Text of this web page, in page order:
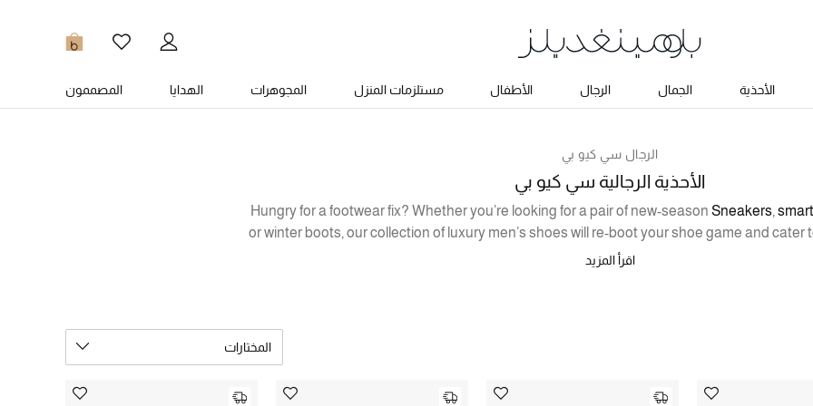
0
الأحذية الجمال الرجال الأطفال مستلزمات المنزل المجوهرات الهدايا المصممون
الرجال سي كيو بي
الأحذية الرجالية سي كيو بي
Hungry for a footwear fix? Whether you’re looking for a pair of new-season Sneakers,
or winter boots, our collection of luxury men’s shoes will re-boot your shoe game and cater
Start from the bottom and work your way up for guaranteed stylish steps no matter what.
اقرأ المزيد
المختارات